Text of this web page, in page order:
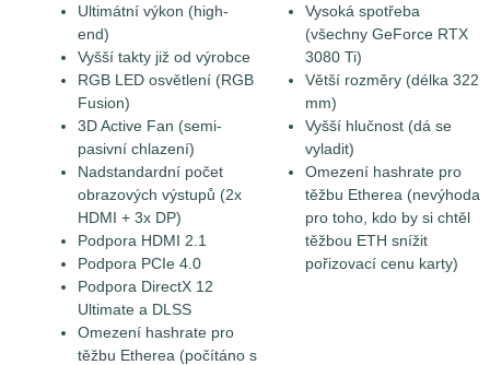
Ultimátní výkon (high-
end)
Vyšší takty již od výrobce
RGB LED osvětlení (RGB
Fusion)
3D Active Fan (semi-
pasivní chlazení)
Nadstandardní počet
obrazových výstupů (2x
HDMI + 3x DP)
Podpora HDMI 2.1
Podpora PCIe 4.0
Podpora DirectX 12
Ultimate a DLSS
Omezení hashrate pro
těžbu Etherea (počítáno s
Vysoká spotřeba
(všechny GeForce RTX
3080 Ti)
Větší rozměry (délka 322
mm)
Vyšší hlučnost (dá se
vyladit)
Omezení hashrate pro
těžbu Etherea (nevýhoda
pro toho, kdo by si chtěl
těžbou ETH snížit
pořizovací cenu karty)